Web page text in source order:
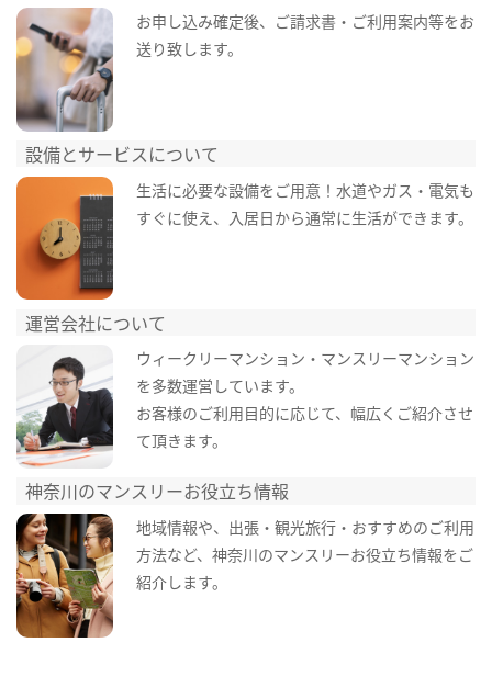
お申し込み確定後、ご請求書・ご利用案内等をお
送り致します。
設備とサービスについて
生活に必要な設備をご用意！水道やガス・電気も
すぐに使え、入居日から通常に生活ができます。
運営会社について
ウィークリーマンション・マンスリーマンション
を多数運営しています。
お客様のご利用目的に応じて、幅広くご紹介させ
て頂きます。
神奈川のマンスリーお役立ち情報
地域情報や、出張・観光旅行・おすすめのご利用
方法など、神奈川のマンスリーお役立ち情報をご
紹介します。